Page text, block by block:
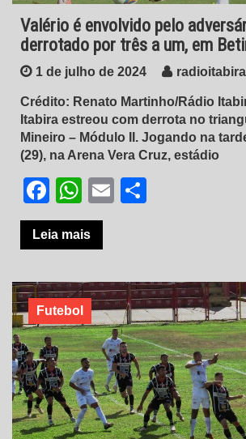
Valério é envolvido pelo
derrotado por três a um, em
1 de julho de 2024 radioitabira
Crédito: Renato Martinho/Rádio
Itabira estreou com derrota no
Mineiro – Módulo II. Jogando na
(29), na Arena Vera Cruz, estádio
Facebook
WhatsApp
Email
Leia mais
Futebol